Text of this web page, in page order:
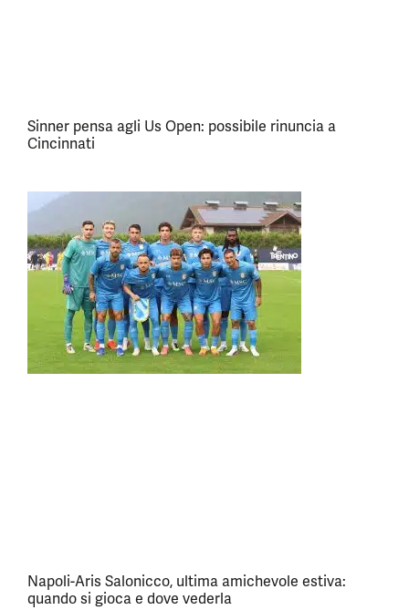
Sinner pensa agli Us Open: possibile rinuncia a
Cincinnati
Napoli-Aris Salonicco, ultima amichevole estiva:
quando si gioca e dove vederla